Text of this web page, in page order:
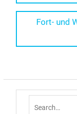
post:
Next
Fort- und